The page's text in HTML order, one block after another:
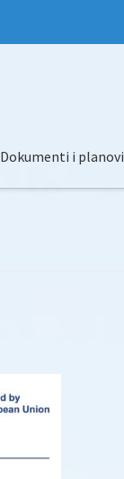
Dokumenti i planovi